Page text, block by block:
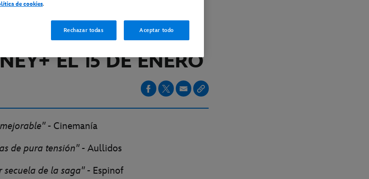
ROMULUS”
STUDIOS
EL 15 DE ENERO
- Cinemanía
de pura tensión"- Aullidos
secuela de la saga"- Espinof
de cookies.
Rechazar todas Aceptar todo